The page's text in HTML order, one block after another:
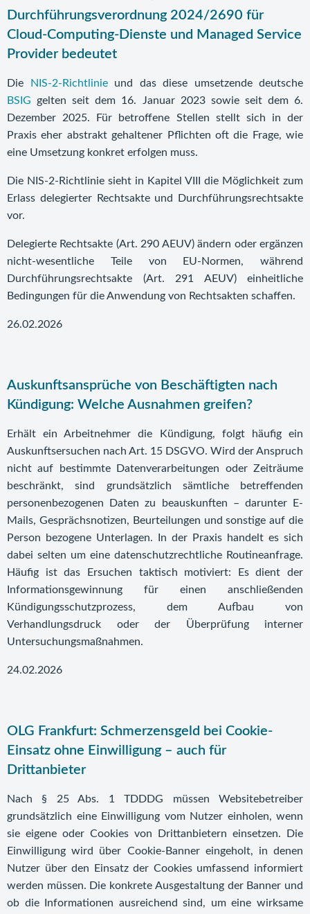
Durchführungsverordnung 2024/2690 für
Cloud-Computing-Dienste und Managed Service
Provider bedeutet
Die NIS-2-Richtlinieund das diese umsetzende deutsche
BSIG gelten seit dem 16. Januar 2023 sowie seit dem 6.
Dezember 2025. Für betroffene Stellen stellt sich in der
Praxis eher abstrakt gehaltener Pflichten oft die Frage, wie
eine Umsetzung konkret erfolgen muss.
Die NIS-2-Richtlinie sieht in Kapitel VIII die Möglichkeit zum
Erlass delegierter Rechtsakte und Durchführungsrechtsakte
vor.
Delegierte Rechtsakte (Art. 290 AEUV) ändern oder ergänzen
nicht-wesentliche Teile von EU-Normen, während
Durchführungsrechtsakte (Art. 291 AEUV) einheitliche
Bedingungen für die Anwendung von Rechtsakten schaffen.
26.02.2026
Auskunftsansprüche von Beschäftigten nach
Kündigung: Welche Ausnahmen greifen?
Erhält ein Arbeitnehmer die Kündigung, folgt häufig ein
Auskunftsersuchen nach Art. 15 DSGVO. Wird der Anspruch
nicht auf bestimmte Datenverarbeitungen oder Zeiträume
beschränkt, sind grundsätzlich sämtliche betreffenden
personenbezogenen Daten zu beauskunften – darunter E-
Mails, Gesprächsnotizen, Beurteilungen und sonstige auf die
Person bezogene Unterlagen. In der Praxis handelt es sich
dabei selten um eine datenschutzrechtliche Routineanfrage.
Häufig ist das Ersuchen taktisch motiviert: Es dient der
Informationsgewinnung für einen anschließenden
Kündigungsschutzprozess, dem Aufbau von
Verhandlungsdruck oder der Überprüfung interner
Untersuchungsmaßnahmen.
24.02.2026
OLG Frankfurt: Schmerzensgeld bei Cookie-
Einsatz ohne Einwilligung – auch für
Drittanbieter
Nach § 25 Abs. 1 TDDDG müssen Websitebetreiber
grundsätzlich eine Einwilligung vom Nutzer einholen, wenn
sie eigene oder Cookies von Drittanbietern einsetzen. Die
Einwilligung wird über Cookie-Banner eingeholt, in denen
Nutzer über den Einsatz der Cookies umfassend informiert
werden müssen. Die konkrete Ausgestaltung der Banner und
ob die Informationen ausreichend sind, um eine wirksame